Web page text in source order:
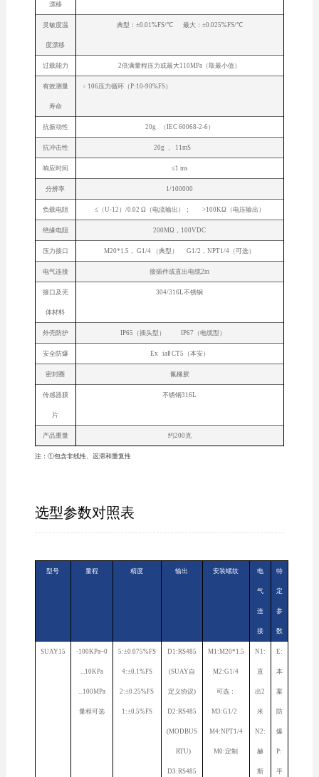
漂移
灵敏度温
度漂移
典型：±0.01%FS/℃ 最大：±0.025%FS/℃
过载能力 2倍满量程压力或最大110MPa（取最小值）
有效测量
寿命
﹥106压力循环（P:10-90%FS）
抗振动性 20g （IEC 60068-2-6）
抗冲击性 20g ， 11mS
响应时间 ≤1 ms
分辨率 1/100000
负载电阻 ≤（U-12）/0.02 Ω（电流输出）； >100KΩ（电压输出）
绝缘电阻 200MΩ，100VDC
压力接口 M20*1.5， G1/4 （典型） G1/2，NPT1/4（可选）
电气连接 接插件或直出电缆2m
接口及壳
体材料
304/316L不锈钢
外壳防护 IP65（插头型） IP67（电缆型）
安全防爆 Ex iaⅡ CT5（本安）
密封圈 氟橡胶
传感器膜
片
不锈钢316L
产品重量 约200克
注：①包含非线性、迟滞和重复性
选型参数对照表
型号 量程 精度 输出 安装螺纹 电
气
连
接
特
定
参
数
SUAY15 -100KPa~0
...10KPa
...100MPa
量程可选
5:±0.075%FS
4:±0.1%FS
2:±0.25%FS
1:±0.5%FS
D1:RS485
(SUAY自
定义协议)
D2:RS485
(MODBUS
RTU)
D3:RS485
M1:M20*1.5
M2:G1/4
可选：
M3:G1/2
M4:NPT1/4
M0:定制
N1:
直
出2
米
N2:
赫
斯
E:
本
案
防
爆
P:
平